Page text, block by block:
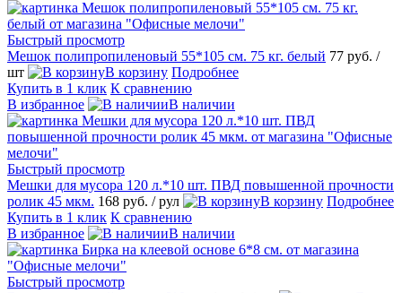
Быстрый просмотр
Мешок полипропиленовый 55*105 см. 75 кг. белый 77 руб. /
шт
В корзину Подробнее
Купить в 1 клик К сравнению
В избранное
В наличии
Быстрый просмотр
Мешки для мусора 120 л.*10 шт. ПВД повышенной прочности
ролик 45 мкм. 168 руб. / рул В корзину Подробнее
Купить в 1 клик К сравнению
В избранное
В наличии
Быстрый просмотр